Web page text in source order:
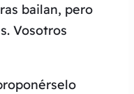
bailan, pero
Vosotros